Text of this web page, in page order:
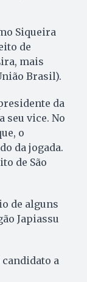
Siqueira
de
mais
Brasil).
da
seu vice. No
o
da jogada.
de São
de alguns
Japiassu
a